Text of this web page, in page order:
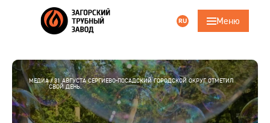
RU Меню
Поиск
Главная
Компания
МЕДИА 31 АВГУСТА СЕРГИЕВО-ПОСАДСКИЙ ГОРОДСКОЙ ОКРУГ ОТМЕТИЛ
СВОЙ ДЕНЬ.